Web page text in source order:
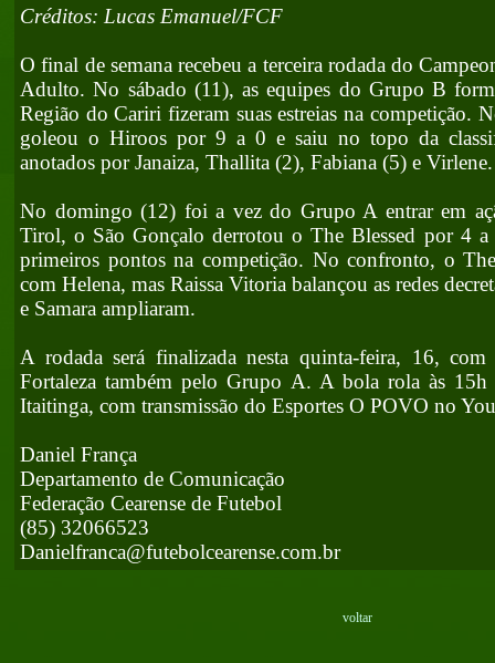
Créditos: Lucas Emanuel/FCF
O final de semana recebeu a terceira rodada do
Adulto. No sábado (11), as equipes do Grupo B
Região do Cariri fizeram suas estreias na competição.
goleou o Hiroos por 9 a 0 e saiu no topo da
anotados por Janaiza, Thallita (2), Fabiana (5) e Virlene.
No domingo (12) foi a vez do Grupo A entrar em
Tirol, o São Gonçalo derrotou o The Blessed por 4 a
primeiros pontos na competição. No confronto, o
com Helena, mas Raissa Vitoria balançou as redes
e Samara ampliaram.
A rodada será finalizada nesta quinta-feira, 16,
Fortaleza também pelo Grupo A. A bola rola às 15h
Itaitinga, com transmissão do Esportes O POVO no
Daniel França
Departamento de Comunicação
Federação Cearense de Futebol
(85) 32066523
Danielfranca@futebolcearense.com.br
voltar